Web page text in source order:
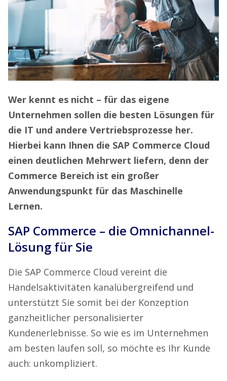
Wer kennt es nicht – für das eigene
Unternehmen sollen die besten Lösungen für
die IT und andere Vertriebsprozesse her.
Hierbei kann Ihnen die SAP Commerce Cloud
einen deutlichen Mehrwert liefern, denn der
Commerce Bereich ist ein großer
Anwendungspunkt für das Maschinelle
Lernen.
SAP Commerce – die Omnichannel-
Lösung für Sie
Die SAP Commerce Cloud vereint die
Handelsaktivitäten kanalübergreifend und
unterstützt Sie somit bei der Konzeption
ganzheitlicher personalisierter
Kundenerlebnisse. So wie es im Unternehmen
am besten laufen soll, so möchte es Ihr Kunde
auch: unkompliziert.